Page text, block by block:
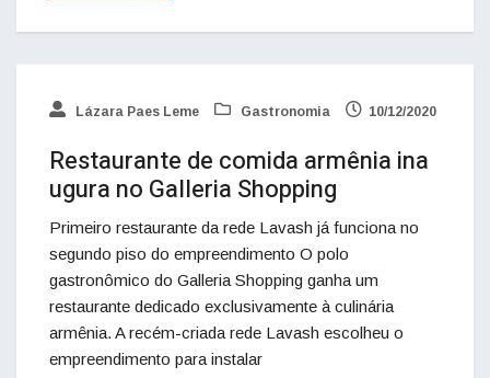
Lázara Paes Leme Gastronomia 10/12/2020
Restaurante de comida armênia ina
ugura no Galleria Shopping
Primeiro restaurante da rede Lavash já funciona no
segundo piso do empreendimento O polo
gastronômico do Galleria Shopping ganha um
restaurante dedicado exclusivamente à culinária
armênia. A recém-criada rede Lavash escolheu o
empreendimento para instalar